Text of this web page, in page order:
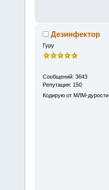
Дезинфектор
Гуру
Сообщений: 3643
Репутация: 150
Кодирую от МЛМ-дурости